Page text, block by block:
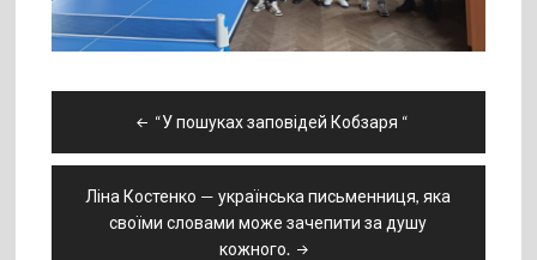
записів
“У пошуках заповідей Кобзаря “
Ліна Костенко — українська письменниця, яка
своїми словами може зачепити за душу
кожного.